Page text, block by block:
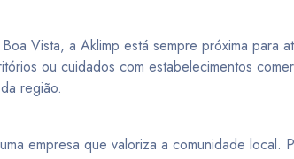
Vista, a Aklimp está sempre próxima para
ou cuidados com estabelecimentos
região.
empresa que valoriza a comunidade local.